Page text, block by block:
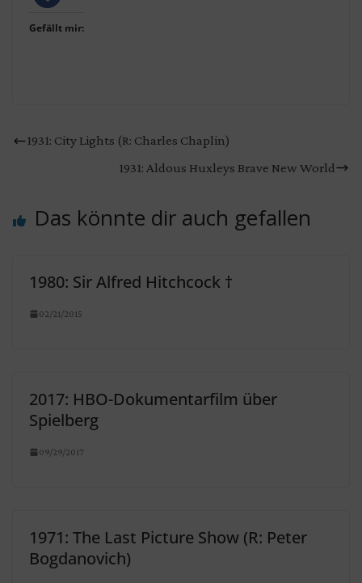
Gefällt mir:
1931: City Lights (R: Charles Chaplin)
1931: Aldous Huxleys Brave New World
Das könnte dir auch gefallen
1980: Sir Alfred Hitchcock †
02/21/2015
2017: HBO-Dokumentarfilm über
Spielberg
09/29/2017
1971: The Last Picture Show (R: Peter
Bogdanovich)